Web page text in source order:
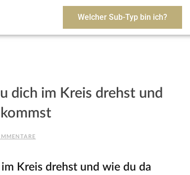
Welcher Sub-Typ bin ich?
dich im Kreis drehst und
Kreis drehst und wie du da